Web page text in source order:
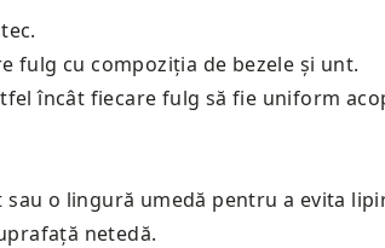
fulg cu compoziția de bezele și unt.
încât fiecare fulg să fie uniform
o lingură umedă pentru a evita
netedă.